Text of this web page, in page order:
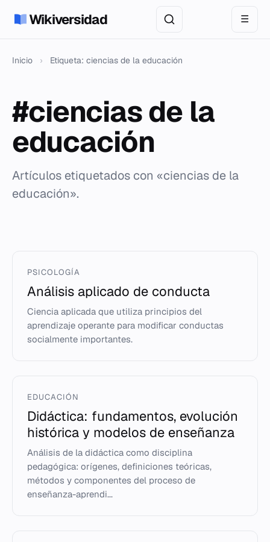
Wikiversidad ☰
Inicio › Etiqueta: ciencias de la educación
#ciencias de la
educación
Artículos etiquetados con «ciencias de la
educación».
PSICOLOGÍA
Análisis aplicado de conducta
Ciencia aplicada que utiliza principios del
aprendizaje operante para modificar conductas
socialmente importantes.
EDUCACIÓN
Didáctica: fundamentos, evolución
histórica y modelos de enseñanza
Análisis de la didáctica como disciplina
pedagógica: orígenes, definiciones teóricas,
métodos y componentes del proceso de
enseñanza-aprendi...